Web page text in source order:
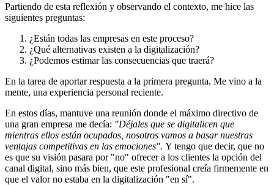
Partiendo de esta reflexión y observando el contexto, me hice las
siguientes preguntas:
¿Están todas las empresas en este proceso?
¿Qué alternativas existen a la digitalización?
¿Podemos estimar las consecuencias que traerá?
En la tarea de aportar respuesta a la primera pregunta. Me vino a la
mente, una experiencia personal reciente.
En estos días, mantuve una reunión donde el máximo directivo de
una gran empresa me decía: "Déjales que se digitalicen que
mientras ellos están ocupados, nosotros vamos a basar nuestras
ventajas competitivas en las emociones". Y tengo que decir, que no
es que su visión pasara por "no" ofrecer a los clientes la opción del
canal digital, sino más bien, que este profesional creía firmemente en
que el valor no estaba en la digitalización "en sí".